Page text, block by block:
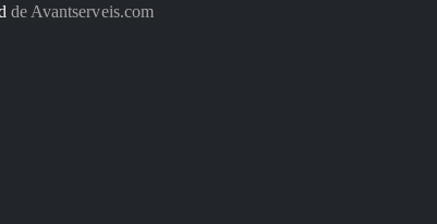
de Avantserveis.com